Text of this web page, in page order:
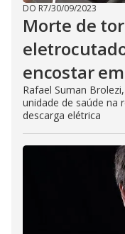
DO R7/30/09/2023
Morte de
encostar
Rafael Suman
unidade de saúde na
descarga elétrica